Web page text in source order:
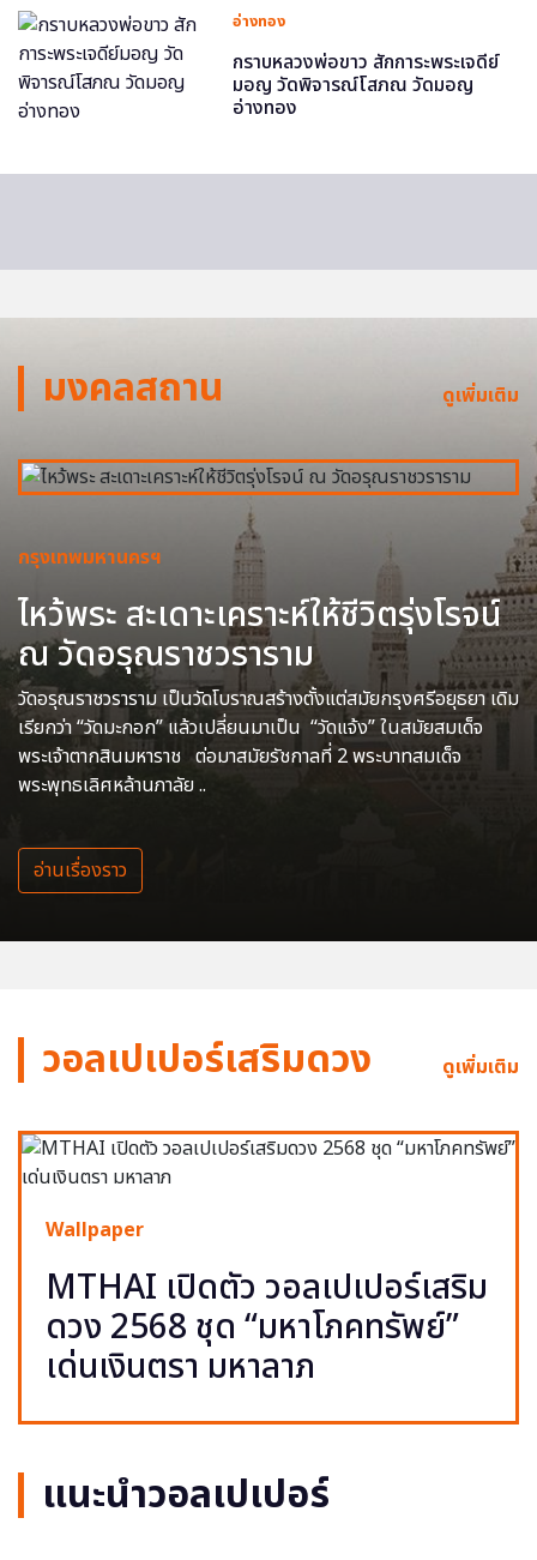
อ่างทอง
กราบหลวงพ่อขาว สักการะพระเจดีย์
มอญ วัดพิจารณ์โสภณ วัดมอญ
อ่างทอง
มงคลสถาน ดูเพิ่มเติม
กรุงเทพมหานครฯ
ไหว้พระ สะเดาะเคราะห์ให้ชีวิตรุ่งโรจน์
ณ วัดอรุณราชวราราม
วัดอรุณราชวราราม เป็นวัดโบราณสร้างตั้งแต่สมัยกรุงศรีอยุธยา เดิม
เรียกว่า “วัดมะกอก” แล้วเปลี่ยนมาเป็น “วัดแจ้ง” ในสมัยสมเด็จ
พระเจ้าตากสินมหาราช ต่อมาสมัยรัชกาลที่ 2 พระบาทสมเด็จ
พระพุทธเลิศหล้านภาลัย ..
อ่านเรื่องราว
วอลเปเปอร์เสริมดวง ดูเพิ่มเติม
Wallpaper
MTHAI เปิดตัว วอลเปเปอร์เสริม
ดวง 2568 ชุด “มหาโภคทรัพย์”
เด่นเงินตรา มหาลาภ
แนะนำวอลเปเปอร์